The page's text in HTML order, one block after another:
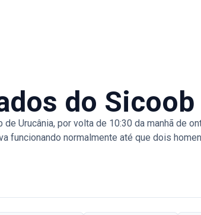
do Sicoob
Urucânia, por volta de 10:30 da manhã de
funcionando normalmente até que dois